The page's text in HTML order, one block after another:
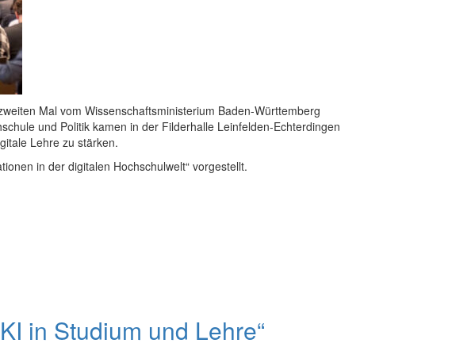
Mal vom Wissenschaftsministerium Baden-Württemberg
und Politik kamen in der Filderhalle Leinfelden-Echterdingen
Lehre zu stärken.
in der digitalen Hochschulwelt“ vorgestellt.
in Studium und Lehre“